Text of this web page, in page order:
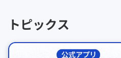
トピックス